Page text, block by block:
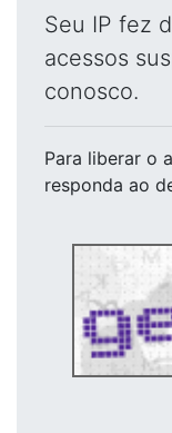
Seu IP fez
acessos
conosco.
Para liberar o
responda ao